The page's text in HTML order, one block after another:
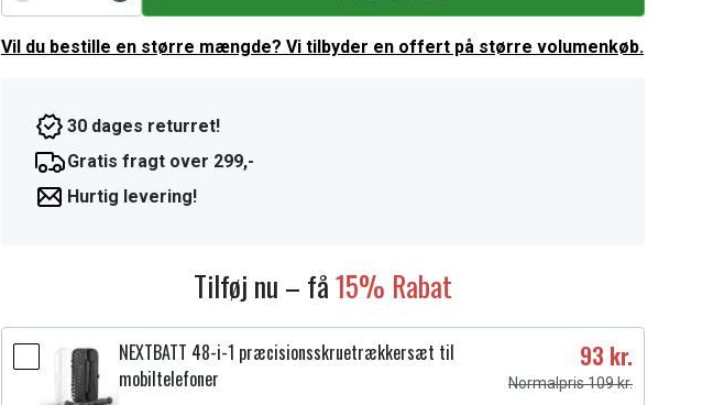
Vil du bestille en større mængde? Vi tilbyder en offert på større volumenkøb.
30 dages returret!
Gratis fragt over 299,-
Hurtig levering!
Tilføj nu – få15% Rabat
NEXTBATT 48-i-1 præcisionsskruetrækkersæt til
mobiltelefoner
93 kr.
Normalpris 109 kr.